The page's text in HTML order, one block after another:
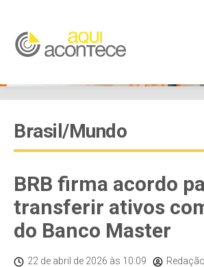
Brasil/Mundo
BRB firma acordo
transferir ativos
do Banco Master
22 de abril de 2026 às 10:09 Redação